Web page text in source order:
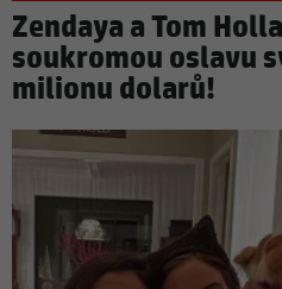
Zendaya a Tom
soukromou oslavu
milionu dolarů!